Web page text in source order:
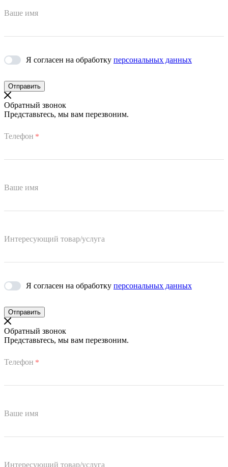
Ваше имя
Я согласен на обработку персональных данных
Обратный звонок
Представьтесь, мы вам перезвоним.
Телефон *
Ваше имя
Интересующий товар/услуга
Я согласен на обработку персональных данных
Обратный звонок
Представьтесь, мы вам перезвоним.
Телефон *
Ваше имя
Интересующий товар/услуга